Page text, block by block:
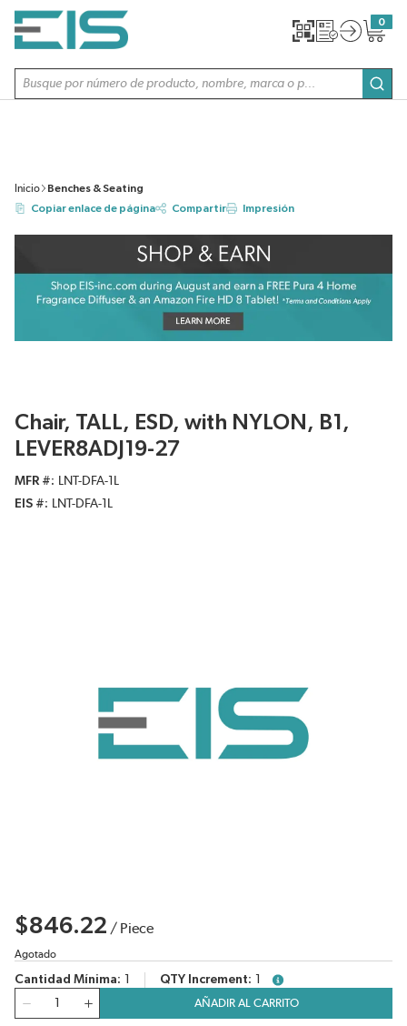
SALTAR AL CONTENIDO PRINCIPAL
Búsqueda de sitio
0
{0}
Inicio
Benches & Seating
Copiar enlace de página
Compartir Impresión
Chair, TALL, ESD, with NYLON, B1,
LEVER8ADJ19-27
MFR #
LNT-DFA-1L
EIS #
LNT-DFA-1L
$846.22 / Piece
Agotado
Cantidad Mínima QTY Increment
more info
Cantidad
AÑADIR AL CARRITO